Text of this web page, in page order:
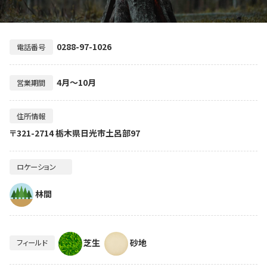
電話番号 0288-97-1026
営業期間 4月～10月
住所情報
〒321-2714 栃木県日光市土呂部97
ロケーション
林間
フィールド 芝生 砂地